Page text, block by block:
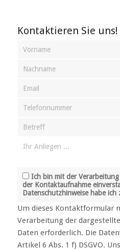
Kontaktieren Sie uns!
Ich bin mit der Verarbeitung
der Kontaktaufnahme
Datenschutzhinweise habe
Um dieses Kontaktformular
Verarbeitung der
Daten erforderlich. Die
Artikel 6 Abs. 1 f) DSGVO.